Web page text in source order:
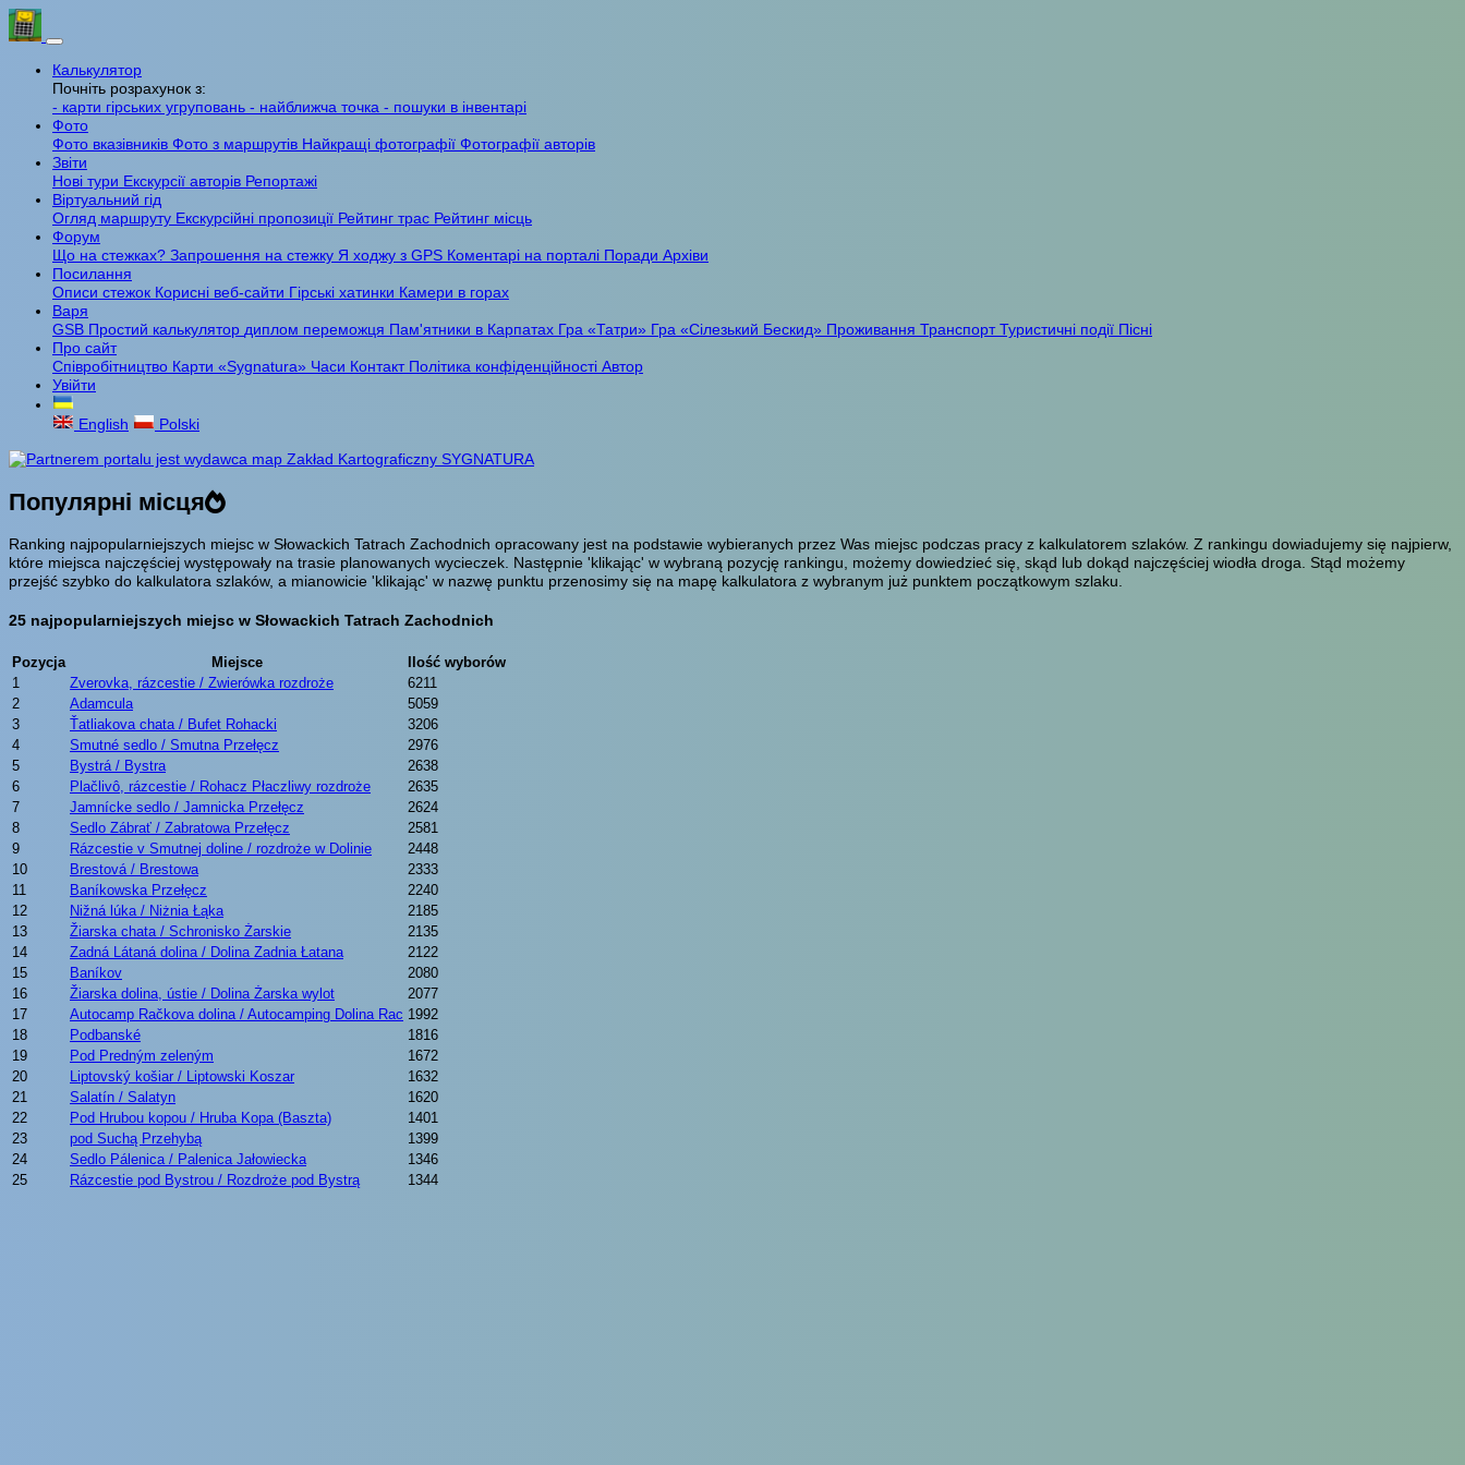
Калькулятор
Почніть розрахунок з:
- карти гірських угруповань - найближча точка - пошуки в інвентарі
Фото
Фото вказівників Фото з маршрутів Найкращі фотографії Фотографії авторів
Звіти
Нові тури Екскурсії авторів Репортажі
Віртуальний гід
Огляд маршруту Екскурсійні пропозиції Рейтинг трас Рейтинг місць
Форум
Що на стежках? Запрошення на стежку Я ходжу з GPS Коментарі на порталі Поради Архіви
Посилання
Описи стежок Корисні веб-сайти Гірські хатинки Камери в горах
Варя
GSB Простий калькулятор диплом переможця Пам'ятники в Карпатах Гра «Татри» Гра «Сілезький Бескид» Проживання ТранспортТуристичні події Пісні
Про сайт
Співробітництво Карти «Sygnatura» Часи Контакт Політика конфіденційності Автор
Увійти
English Polski
Популярні місця
Ranking najpopularniejszych miejsc w Słowackich Tatrach Zachodnich opracowany jest na podstawie wybieranych przez Was miejsc podczas pracy z kalkulatorem szlaków. Z rankingu dowiadujemy się najpierw,
które miejsca najczęściej występowały na trasie planowanych wycieczek. Następnie 'klikając' w wybraną pozycję rankingu, możemy dowiedzieć się, skąd lub dokąd najczęściej wiodła droga. Stąd możemy
przejść szybko do kalkulatora szlaków, a mianowicie 'klikając' w nazwę punktu przenosimy się na mapę kalkulatora z wybranym już punktem początkowym szlaku.
25 najpopularniejszych miejsc w Słowackich Tatrach Zachodnich
Pozycja Miejsce
Ilość wyborów
1
Zverovka, rázcestie / Zwierówka rozdroże
6211
2
Adamcula
5059
3
Ťatliakova chata / Bufet Rohacki
3206
4
Smutné sedlo / Smutna Przełęcz
2976
5
Bystrá / Bystra
2638
6
Plačlivô, rázcestie / Rohacz Płaczliwy rozdroże
2635
7
Jamnícke sedlo / Jamnicka Przełęcz
2624
8
Sedlo Zábrať / Zabratowa Przełęcz
2581
9
Rázcestie v Smutnej doline / rozdroże w Dolinie
2448
10
Brestová / Brestowa
2333
11
Baníkowska Przełęcz
2240
12
Nižná lúka / Niżnia Łąka
2185
13
Žiarska chata / Schronisko Żarskie
2135
14
Zadná Látaná dolina / Dolina Zadnia Łatana
2122
15
Baníkov
2080
16
Žiarska dolina, ústie / Dolina Żarska wylot
2077
17
Autocamp Račkova dolina / Autocamping Dolina Rac 1992
18
Podbanské
1816
19
Pod Predným zeleným
1672
20
Liptovský košiar / Liptowski Koszar
1632
21
Salatín / Salatyn
1620
22
Pod Hrubou kopou / Hruba Kopa (Baszta)
1401
23
pod Suchą Przehybą
1399
24
Sedlo Pálenica / Palenica Jałowiecka
1346
25
Rázcestie pod Bystrou / Rozdroże pod Bystrą 1344